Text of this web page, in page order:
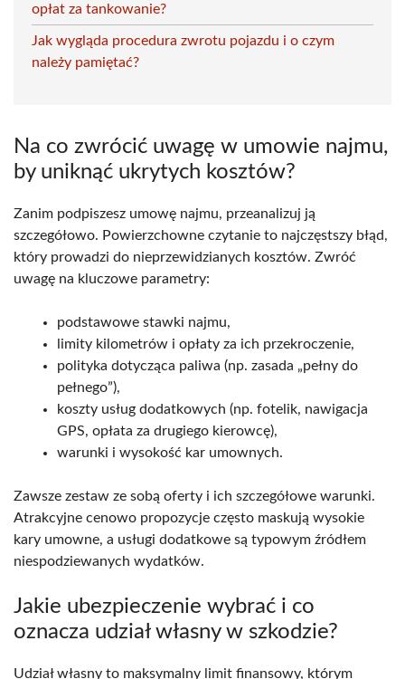
opłat za tankowanie?
Jak wygląda procedura zwrotu pojazdu i o czym
należy pamiętać?
Na co zwrócić uwagę w umowie najmu,
by uniknąć ukrytych kosztów?
Zanim podpiszesz umowę najmu, przeanalizuj ją
szczegółowo. Powierzchowne czytanie to najczęstszy błąd,
który prowadzi do nieprzewidzianych kosztów. Zwróć
uwagę na kluczowe parametry:
podstawowe stawki najmu,
limity kilometrów i opłaty za ich przekroczenie,
polityka dotycząca paliwa (np. zasada „pełny do
pełnego”),
koszty usług dodatkowych (np. fotelik, nawigacja
GPS, opłata za drugiego kierowcę),
warunki i wysokość kar umownych.
Zawsze zestaw ze sobą oferty i ich szczegółowe warunki.
Atrakcyjne cenowo propozycje często maskują wysokie
kary umowne, a usługi dodatkowe są typowym źródłem
niespodziewanych wydatków.
Jakie ubezpieczenie wybrać i co
oznacza udział własny w szkodzie?
Udział własny to maksymalny limit finansowy, którym